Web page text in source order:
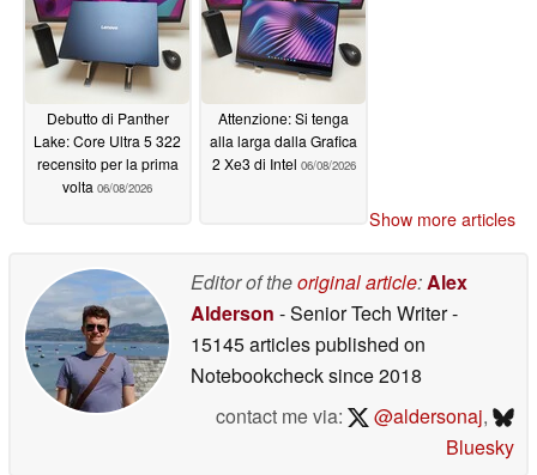
Debutto di Panther
Lake: Core Ultra 5 322
recensito per la prima
volta 06/08/2026
Attenzione: Si tenga
alla larga dalla Grafica
2 Xe3 di Intel 06/08/2026
Show more articles
Editor of theoriginal article:Alex
Alderson - Senior Tech Writer-
15145 articles published on
Notebookchecksince 2018
contact me via:
@aldersonaj,
Bluesky